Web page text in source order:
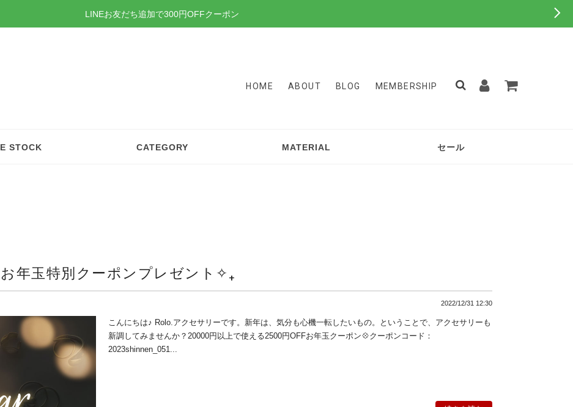
LINEお友だち追加で300円OFFクーポン
HOME ABOUT BLOG MEMBERSHIP
STOCK CATEGORY MATERIAL セール
お年玉特別クーポンプレゼント✧₊
2022/12/31 12:30
こんにちは♪ Rolo.アクセサリーです。新年は、気分も心機一転したいもの。ということで、アクセサリーも
新調してみませんか？20000円以上で使える2500円OFFお年玉クーポン💠クーポンコード：
2023shinnen_051...